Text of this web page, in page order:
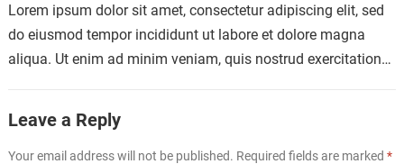
Lorem ipsum dolor sit amet, consectetur adipiscing elit, sed
do eiusmod tempor incididunt ut labore et dolore magna
aliqua. Ut enim ad minim veniam, quis nostrud exercitation
Leave a Reply
Your email address will not be published. Required fields are marked *